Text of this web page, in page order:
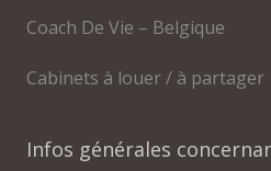
Coach De Vie – Belgique
Cabinets à louer / à partager
Infos générales